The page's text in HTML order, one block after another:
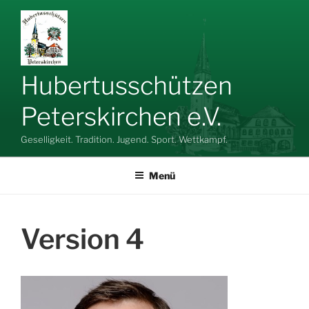
Zum
Inhalt
springen
Hubertusschützen
Peterskirchen e.V.
Geselligkeit. Tradition. Jugend. Sport. Wettkampf.
Menü
Version 4